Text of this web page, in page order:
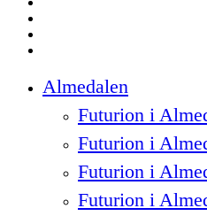
Menu
Almedalen
Futurion i
Futurion i
Futurion i
Futurion i